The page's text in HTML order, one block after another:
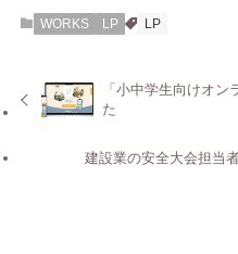
WORKS LP LP
「小中学生向けオ
た
建設業の安全大会担当